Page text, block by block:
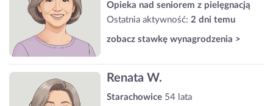
Opieka nad seniorem z pielęgnacją
Ostatnia aktywność: 2 dni temu
zobacz stawkę wynagrodzenia >
Renata W.
Starachowice 54 lata